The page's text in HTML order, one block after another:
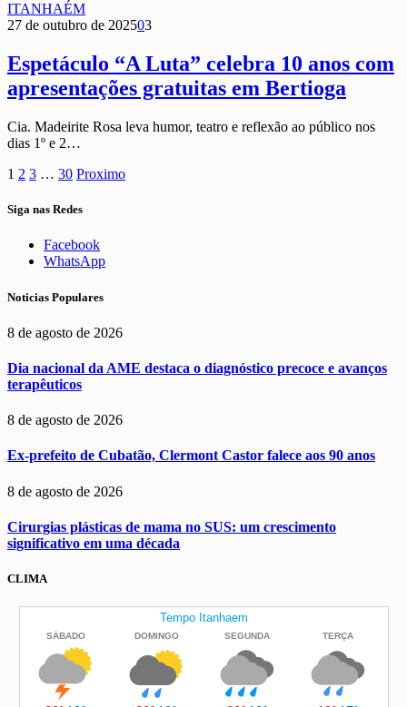
ITANHAÉM
27 de outubro de 202503
Espetáculo “A Luta” celebra 10 anos com
apresentações gratuitas em Bertioga
Cia. Madeirite Rosa leva humor, teatro e reflexão ao público nos
dias 1º e 2…
1 2 3 … 30 Proximo
Siga nas Redes
Facebook
WhatsApp
Noticias Populares
8 de agosto de 2026
Dia nacional da AME destaca o diagnóstico precoce e avanços
terapêuticos
8 de agosto de 2026
Ex-prefeito de Cubatão, Clermont Castor falece aos 90 anos
8 de agosto de 2026
Cirurgias plásticas de mama no SUS: um crescimento
significativo em uma década
CLIMA